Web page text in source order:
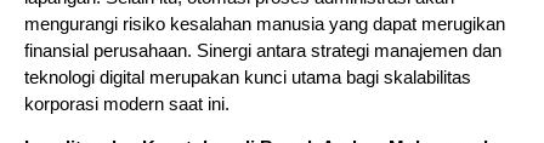
mengurangi risiko kesalahan manusia yang dapat merugikan
finansial perusahaan. Sinergi antara strategi manajemen dan
teknologi digital merupakan kunci utama bagi skalabilitas
korporasi modern saat ini.